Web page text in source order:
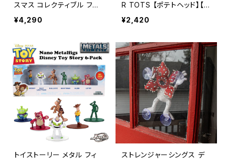
スマス コレクティブル フィ
ギュア セット アメリカン雑
貨 ディズニー / NIGHTMA
CLLOECTIBLE FIGURE S
ET DISNEY【B330】
¥4,290
R TOTS 【ポテトヘッド】【B
329】
¥2,420
トイストーリー メタル フィ
ストレンジャーシングス デ